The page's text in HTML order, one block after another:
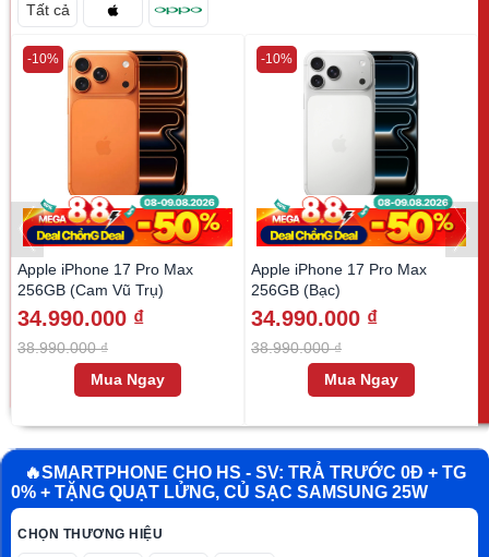
Tất cả
Apple iPhone 17 Pro Max
256GB (Cam Vũ Trụ)
34.990.000 ₫
38.990.000 ₫
-10%
Mua Ngay
Apple iPhone 17 Pro Max
256GB (Bạc)
34.990.000 ₫
38.990.000 ₫
-10%
Mua Ngay
🔥SMARTPHONE CHO HS - SV: TRẢ TRƯỚC 0Đ + TG
0% + TẶNG QUẠT LỬNG, CỦ SẠC SAMSUNG 25W
CHỌN THƯƠNG HIỆU